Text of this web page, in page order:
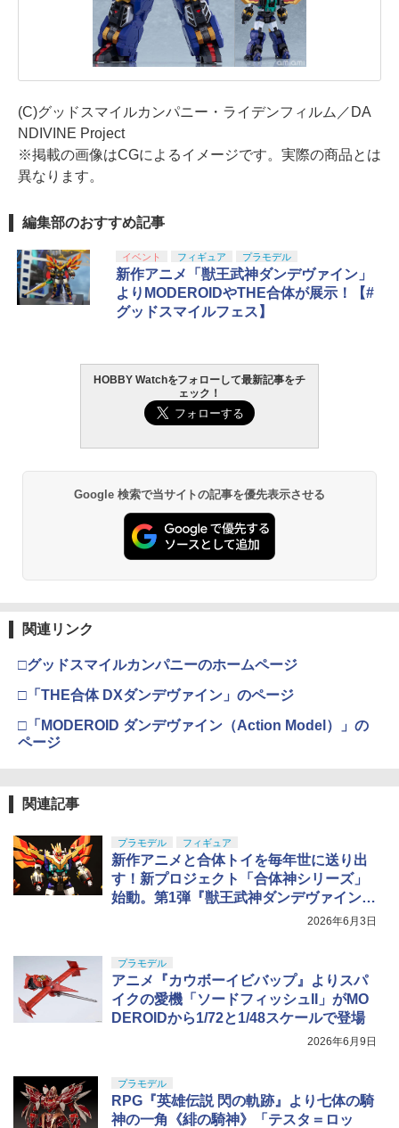
(C)グッドスマイルカンパニー・ライデンフィルム／DA
NDIVINE Project
※掲載の画像はCGによるイメージです。実際の商品とは
異なります。
編集部のおすすめ記事
イベント フィギュア プラモデル
新作アニメ「獣王武神ダンデヴァイン」
よりMODEROIDやTHE合体が展示！【#
グッドスマイルフェス】
HOBBY Watchをフォローして最新記事をチ
ェック！
Google 検索で当サイトの記事を優先表示させる
関連リンク
□グッドスマイルカンパニーのホームページ
□「THE合体 DXダンデヴァイン」のページ
□「MODEROID ダンデヴァイン（Action Model）」の
ページ
関連記事
プラモデル フィギュア
新作アニメと合体トイを毎年世に送り出
す！新プロジェクト「合体神シリーズ」
始動。第1弾『獣王武神ダンデヴァイン』
2026年10月放送＆フィギュア・プラモデ
2026年6月3日
プラモデル
アニメ『カウボーイビバップ』よりスパ
イクの愛機「ソードフィッシュII」がMO
DEROIDから1/72と1/48スケールで登場
2026年6月9日
プラモデル
RPG『英雄伝説 閃の軌跡』より七体の騎
神の一角《緋の騎神》「テスタ＝ロッ